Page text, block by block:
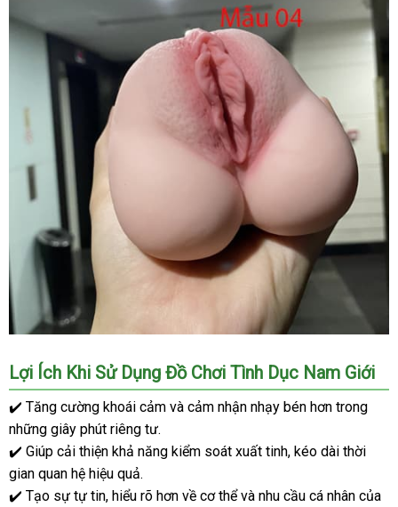
Nam
Giới
Tăng
Max
Kích
Thích
SHP1420
Đồ
Chơi
Tình
Dục
Nam
Giới
Tăng
Phê
Lợi Ích Khi Sử Dụng Đồ Chơi Tình Dục Nam Giới
✔️ Tăng cường khoái cảm và cảm nhận nhạy bén hơn trong
những giây phút riêng tư.
✔️ Giúp cải thiện khả năng kiểm soát xuất tinh, kéo dài thời
gian quan hệ hiệu quả.
✔️ Tạo sự tự tin, hiểu rõ hơn về cơ thể và nhu cầu cá nhân của